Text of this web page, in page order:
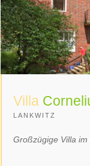
Villa
LANKWITZ
Großzügige Villa im